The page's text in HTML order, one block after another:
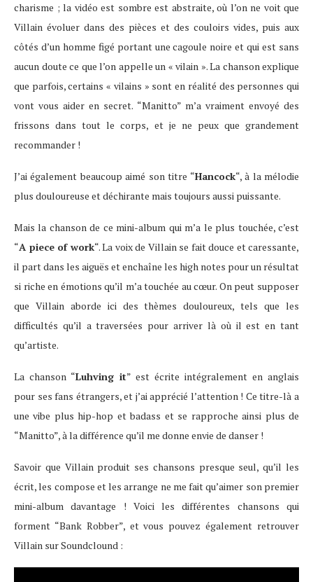
charisme ; la vidéo est sombre est abstraite, où l’on ne voit que
Villain évoluer dans des pièces et des couloirs vides, puis aux
côtés d’un homme figé portant une cagoule noire et qui est sans
aucun doute ce que l’on appelle un « vilain ». La chanson explique
que parfois, certains « vilains » sont en réalité des personnes qui
vont vous aider en secret. “Manitto” m’a vraiment envoyé des
frissons dans tout le corps, et je ne peux que grandement
recommander !
J’ai également beaucoup aimé son titre “Hancock“, à la mélodie
plus douloureuse et déchirante mais toujours aussi puissante.
Mais la chanson de ce mini-album qui m’a le plus touchée, c’est
“A piece of work“. La voix de Villain se fait douce et caressante,
il part dans les aiguës et enchaîne les high notes pour un résultat
si riche en émotions qu’il m’a touchée au cœur. On peut supposer
que Villain aborde ici des thèmes douloureux, tels que les
difficultés qu’il a traversées pour arriver là où il est en tant
qu’artiste.
La chanson “Luhving it” est écrite intégralement en anglais
pour ses fans étrangers, et j’ai apprécié l’attention ! Ce titre-là a
une vibe plus hip-hop et badass et se rapproche ainsi plus de
“Manitto”, à la différence qu’il me donne envie de danser !
Savoir que Villain produit ses chansons presque seul, qu’il les
écrit, les compose et les arrange ne me fait qu’aimer son premier
mini-album davantage ! Voici les différentes chansons qui
forment “Bank Robber”, et vous pouvez également retrouver
Villain sur Soundclound :